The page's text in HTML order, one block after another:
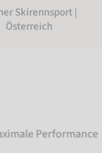
Skirennsport |
Österreich